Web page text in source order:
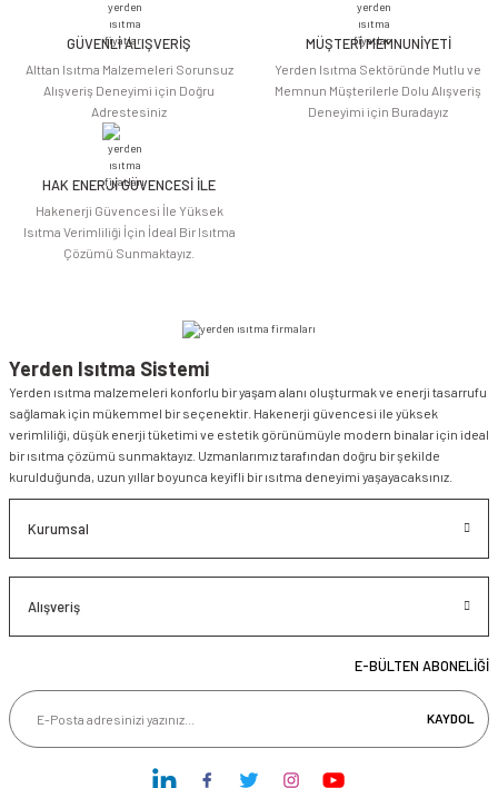
Ürün fiyatı diğer sitelerden daha pahalı.
Bu ürüne benzer farklı alternatifler olmalı.
GÜVENLİ ALIŞVERİŞ
Alttan Isıtma Malzemeleri Sorunsuz
Alışveriş Deneyimi için Doğru
Adrestesiniz
MÜŞTERİ MEMNUNİYETİ
Yerden Isıtma Sektöründe Mutlu ve
Memnun Müşterilerle Dolu Alışveriş
Deneyimi için Buradayız
HAK ENERJİ GÜVENCESİ İLE
Hakenerji Güvencesi İle Yüksek
Isıtma Verimliliği İçin İdeal Bir Isıtma
Çözümü Sunmaktayız.
Yerden Isıtma Sistemi
Yerden ısıtma malzemeleri konforlu bir yaşam alanı oluşturmak ve enerji tasarrufu
sağlamak için mükemmel bir seçenektir. Hakenerji güvencesi ile yüksek
verimliliği, düşük enerji tüketimi ve estetik görünümüyle modern binalar için ideal
bir ısıtma çözümü sunmaktayız. Uzmanlarımız tarafından doğru bir şekilde
kurulduğunda, uzun yıllar boyunca keyifli bir ısıtma deneyimi yaşayacaksınız.
Kurumsal
Alışveriş
E-BÜLTEN ABONELİĞİ
KAYDOL